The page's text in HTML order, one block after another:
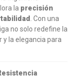
la precisión
. Con una
no solo redefine la
y la elegancia para